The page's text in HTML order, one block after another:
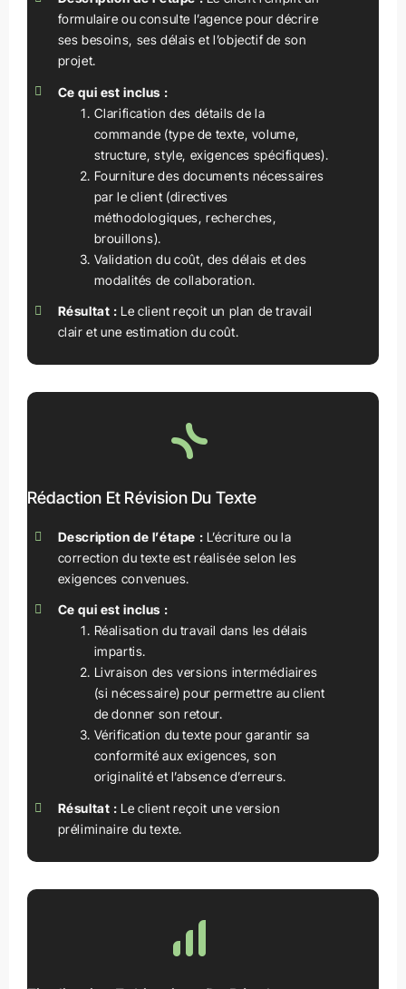
formulaire ou consulte l’agence pour décrire
ses besoins, ses délais et l’objectif de son
projet.
Ce qui est inclus :
Clarification des détails de la
commande (type de texte, volume,
structure, style, exigences spécifiques).
Fourniture des documents nécessaires
par le client (directives
méthodologiques, recherches,
brouillons).
Validation du coût, des délais et des
modalités de collaboration.
Résultat : Le client reçoit un plan de travail
clair et une estimation du coût.
Rédaction Et Révision Du Texte
Description de l’étape : L’écriture ou la
correction du texte est réalisée selon les
exigences convenues.
Ce qui est inclus :
Réalisation du travail dans les délais
impartis.
Livraison des versions intermédiaires
(si nécessaire) pour permettre au client
de donner son retour.
Vérification du texte pour garantir sa
conformité aux exigences, son
originalité et l’absence d’erreurs.
Résultat : Le client reçoit une version
préliminaire du texte.